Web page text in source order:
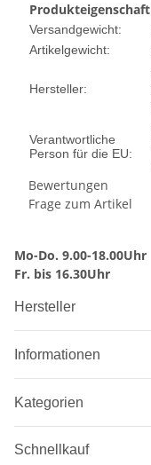
Produkteigenschaft
Versandgewicht:
Artikelgewicht:
Hersteller:
Verantwortliche
Person für die EU:
Bewertungen
Frage zum Artikel
Mo-Do. 9.00-18.00Uhr
Fr. bis 16.30Uhr
Hersteller
Informationen
Kategorien
Schnellkauf